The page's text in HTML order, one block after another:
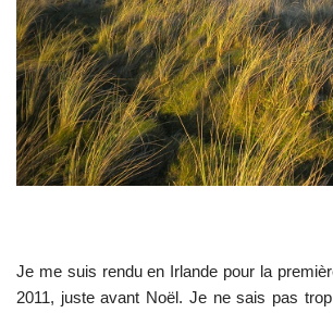
Je me suis rendu en Irlande pour la
2011, juste avant Noël. Je ne sais pas trop